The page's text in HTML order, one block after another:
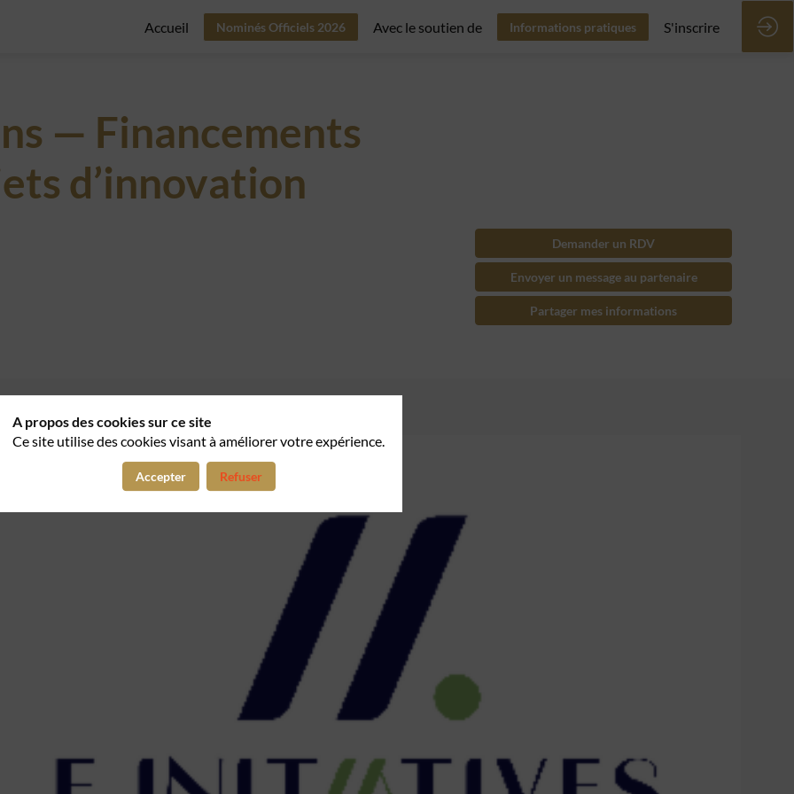
Accueil Nominés Officiels 2026 Avec le soutien de Informations pratiques S'inscrire
— Financements
d’innovation
Demander un RDV
Envoyer un message au partenaire
Partager mes informations
A propos des cookies sur ce site
Ce site utilise des cookies visant à améliorer votre expérience.
Accepter Refuser